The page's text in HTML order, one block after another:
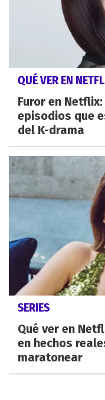
QUÉ VER EN
Furor en
episodios que
del K-drama
SERIES
Qué ver en
en hechos
maratonear